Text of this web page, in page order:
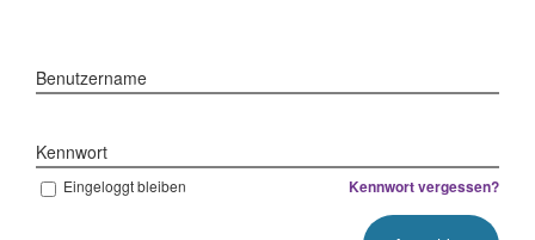
Benutzername
Kennwort
Eingeloggt bleiben Kennwort vergessen?